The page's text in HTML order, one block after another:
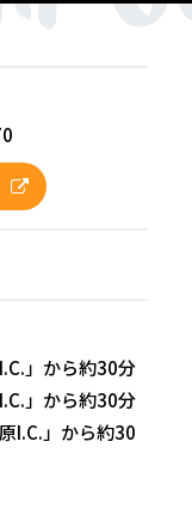
」から約30分
」から約30分
I.C.」から約30